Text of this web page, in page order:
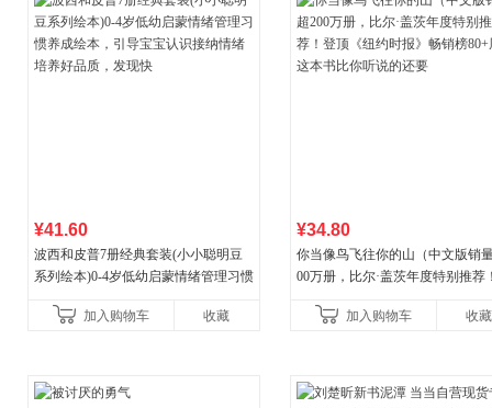
¥41.60
波西和皮普7册经典套装(小小聪明豆
系列绘本)0-4岁低幼启蒙情绪管理习惯
养好品质，发现快
加入购物车 收藏
¥34.80
你当像鸟飞往你的山（中文版销
00万册，比尔·盖茨年度特别推荐
比你听说的还要
加入购物车 收藏